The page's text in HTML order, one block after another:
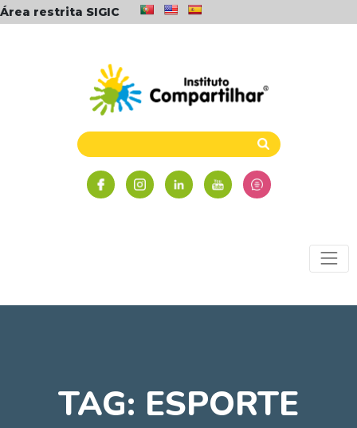
Área restrita SIGIC
TAG: ESPORTE